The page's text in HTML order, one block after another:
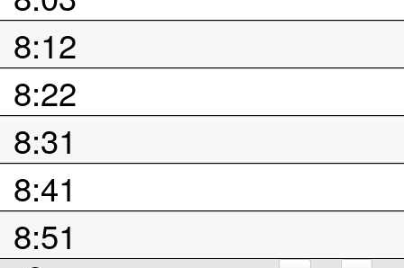
8:12
8:22
8:31
8:41
8:51